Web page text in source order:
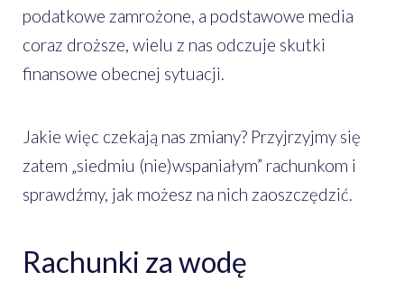
podatkowe zamrożone, a podstawowe media
coraz droższe, wielu z nas odczuje skutki
finansowe obecnej sytuacji.
Jakie więc czekają nas zmiany? Przyjrzyjmy się
zatem „siedmiu (nie)wspaniałym” rachunkom i
sprawdźmy, jak możesz na nich zaoszczędzić.
Rachunki za wodę